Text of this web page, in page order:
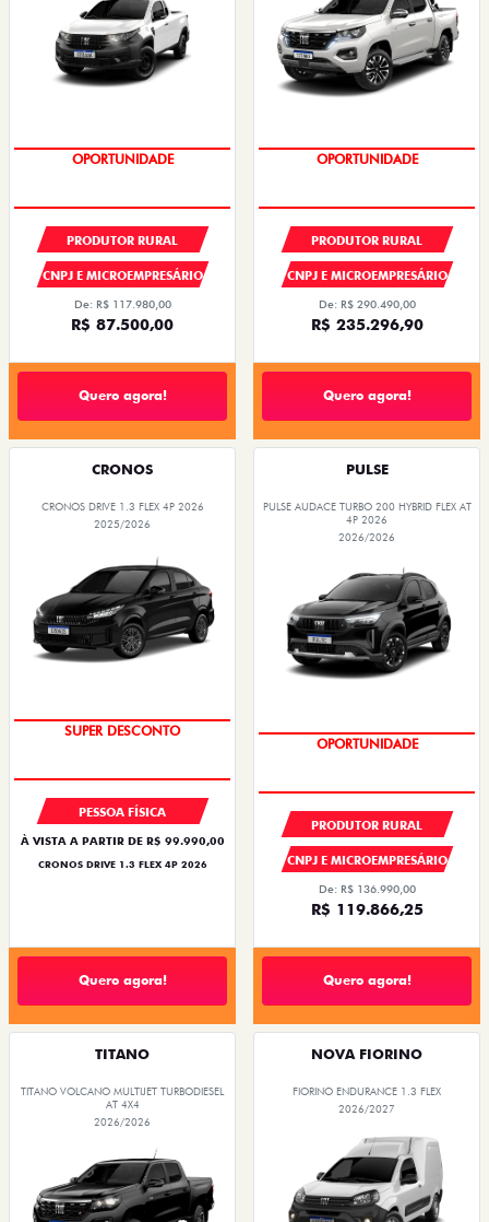
OPORTUNIDADE
PRODUTOR RURAL
CNPJ E MICROEMPRESÁRIO
De: R$ 117.980,00
R$ 87.500,00
Quero agora!
CONDIÇÃO IMPERDÍVEL
PRODUTOR RURAL
CNPJ E MICROEMPRESÁRIO
De: R$ 290.490,00
R$ 235.296,90
Quero agora!
CRONOS
CRONOS DRIVE 1.3 FLEX 4P 2026
2025/2026
BÔNUS DE ATÉ R$ 14 MIL
PESSOA FÍSICA
À VISTA A PARTIR DE R$ 99.990,00
CRONOS DRIVE 1.3 FLEX 4P 2026
Quero agora!
PULSE
PULSE AUDACE TURBO 200 HYBRID FLEX AT
4P 2026
2026/2026
OPORTUNIDADE
PRODUTOR RURAL
CNPJ E MICROEMPRESÁRIO
De: R$ 136.990,00
R$ 119.866,25
Quero agora!
TITANO
TITANO VOLCANO MULTIJET TURBODIESEL
AT 4X4
2026/2026
NOVA FIORINO
FIORINO ENDURANCE 1.3 FLEX
2026/2027